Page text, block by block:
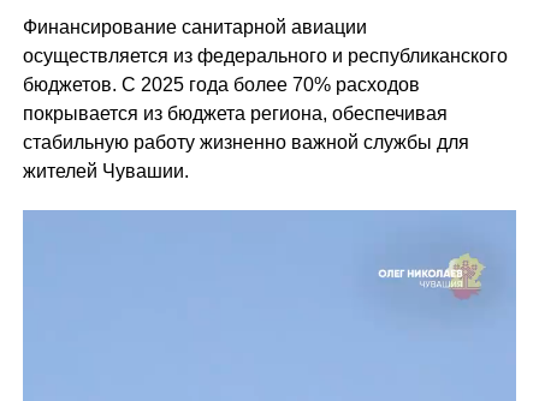
Финансирование санитарной авиации
осуществляется из федерального и республиканского
бюджетов. С 2025 года более 70% расходов
покрывается из бюджета региона, обеспечивая
стабильную работу жизненно важной службы для
жителей Чувашии.